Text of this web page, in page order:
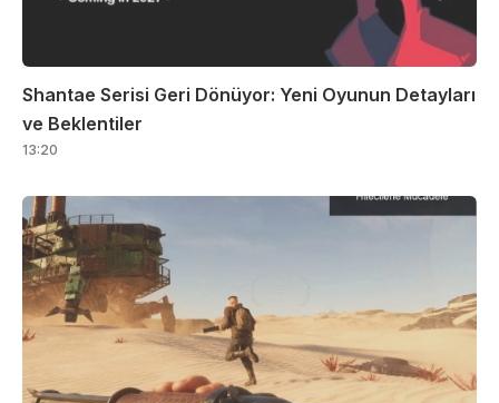
Shantae Serisi Geri Dönüyor: Yeni Oyunun Detayları
ve Beklentiler
13:20